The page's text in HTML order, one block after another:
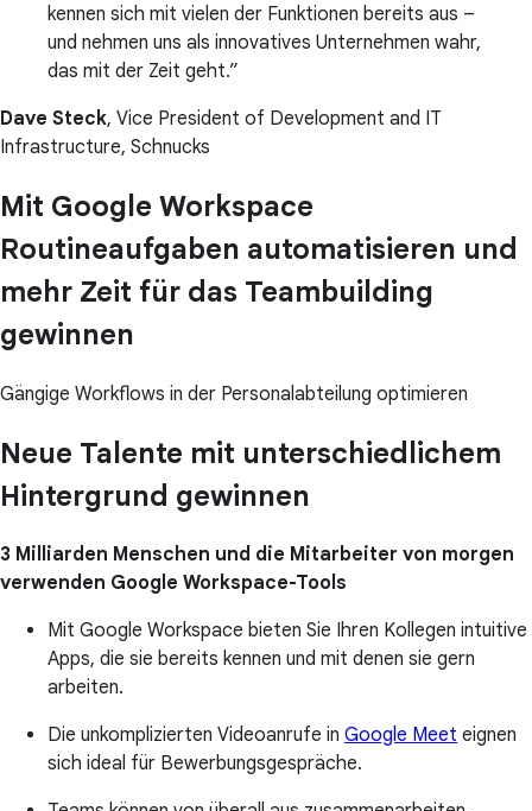
kennen sich mit vielen der Funktionen bereits aus –
und nehmen uns als innovatives Unternehmen wahr,
das mit der Zeit geht.
Dave Steck, Vice President of Development and IT
Infrastructure, Schnucks
Mit Google Workspace
Routineaufgaben automatisieren und
mehr Zeit für das Teambuilding
gewinnen
Gängige Workflows in der Personalabteilung optimieren
Neue Talente mit unterschiedlichem
Hintergrund gewinnen
3 Milliarden Menschen und die Mitarbeiter von morgen
verwenden Google Workspace-Tools
Mit Google Workspace bieten Sie Ihren Kollegen intuitive
Apps, die sie bereits kennen und mit denen sie gern
arbeiten.
Die unkomplizierten Videoanrufe in Google Meet eignen
sich ideal für Bewerbungsgespräche.